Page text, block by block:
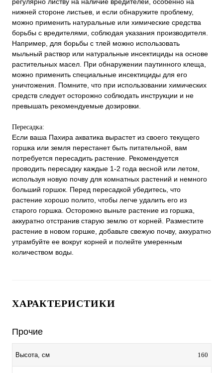
нижней стороне листьев, и если обнаружите проблему,
можно применить натуральные или химические средства
борьбы с вредителями, соблюдая указания производителя.
Например, для борьбы с тлей можно использовать
мыльный раствор или натуральные инсектициды на основе
растительных масел. При обнаружении паутинного клеща,
можно применить специальные инсектициды для его
уничтожения. Помните, что при использовании химических
средств следует осторожно соблюдать инструкции и не
превышать рекомендуемые дозировки.
Пересадка:
Если ваша Пахира акватика вырастет из своего текущего
горшка или земля перестанет быть питательной, вам
потребуется пересадить растение. Рекомендуется
проводить пересадку каждые 1-2 года весной или летом,
используя новую почву для комнатных растений и немного
больший горшок. Перед пересадкой убедитесь, что
растение хорошо полито, чтобы легче удалить его из
старого горшка. Осторожно выньте растение из горшка,
аккуратно отстранив старую землю от корней. Разместите
растение в новом горшке, добавьте свежую почву, аккуратно
утрамбуйте ее вокруг корней и полейте умеренным
количеством воды.
ХАРАКТЕРИСТИКИ
Прочие
Высота, см 160